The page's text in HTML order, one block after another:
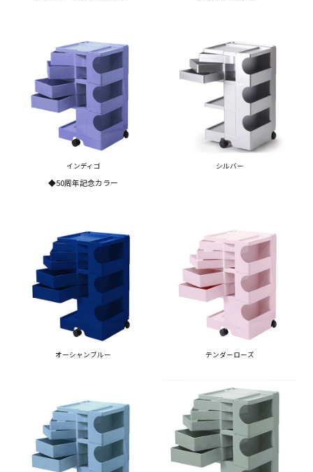
インディゴ
◆50周年記念カラー
シルバー
オーシャンブルー テンダーローズ